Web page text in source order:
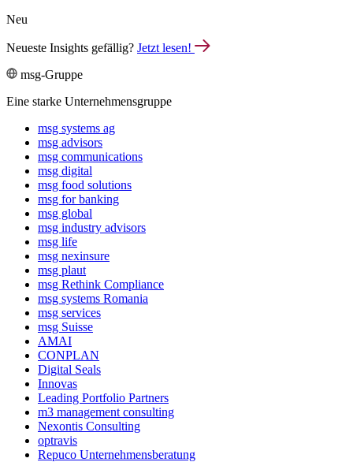
Neu
Neueste Insights gefällig? Jetzt lesen!
msg-Gruppe
Eine starke Unternehmensgruppe
msg systems ag
msg advisors
msg commu­ni­ca­tions
msg digital
msg food solutions
msg for banking
msg global
msg industry advisors
msg life
msg nexinsure
msg plaut
msg Rethink Compli­ance
msg systems Romania
msg services
msg Suisse
AMAI
CONPLAN
Digital Seals
Innovas
Leading Port­folio Partners
m3 manage­ment consul­ting
Nexontis Consulting
optravis
Repuco Unternehmensberatung